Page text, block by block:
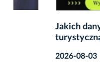
Jakich danych
turystyczna?